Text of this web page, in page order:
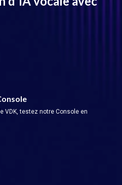
VDK, testez notre Console en